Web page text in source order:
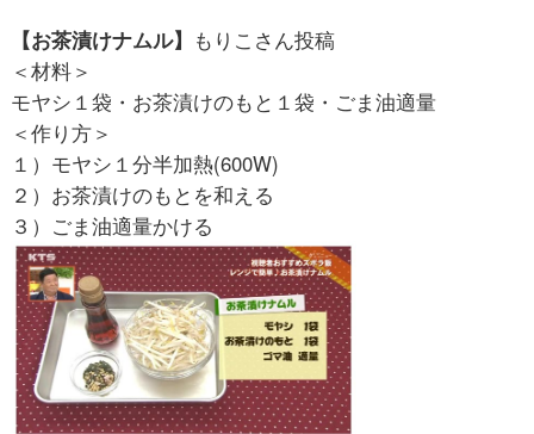
【お茶漬けナムル】 もりこさん投稿
＜材料＞
モヤシ１袋・お茶漬けのもと１袋・ごま油適量
＜作り方＞
１）モヤシ１分半加熱(600W)
２）お茶漬けのもとを和える
３）ごま油適量かける